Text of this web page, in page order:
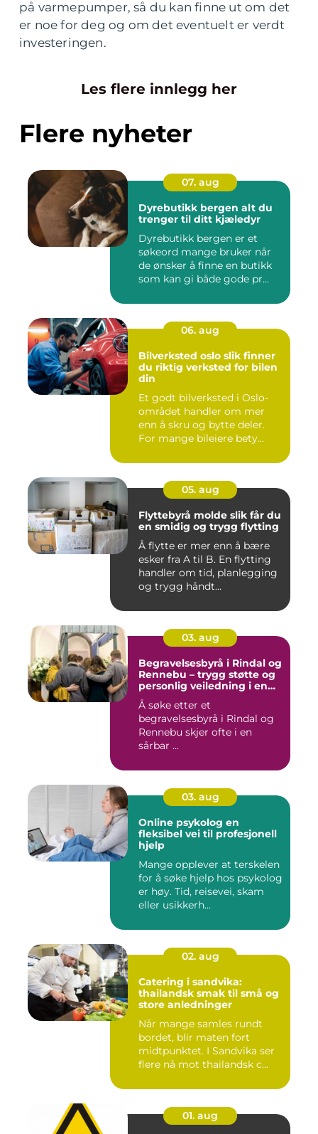
på varmepumper, så du kan finne ut om det
er noe for deg og om det eventuelt er verdt
investeringen.
Les flere innlegg her
Flere nyheter
07. aug
Dyrebutikk bergen alt du
trenger til ditt kjæledyr
Dyrebutikk bergen er et
søkeord mange bruker når
de ønsker å finne en butikk
som kan gi både gode pr...
06. aug
Bilverksted oslo slik finner
du riktig verksted for bilen
din
Et godt bilverksted i Oslo-
området handler om mer
enn å skru og bytte deler.
For mange bileiere bety...
05. aug
Flyttebyrå molde slik får du
en smidig og trygg flytting
Å flytte er mer enn å bære
esker fra A til B. En flytting
handler om tid, planlegging
og trygg håndt...
03. aug
Begravelsesbyrå i Rindal og
Rennebu – trygg støtte og
personlig veiledning i en
vanskelig tid
Å søke etter et
begravelsesbyrå i Rindal og
Rennebu skjer ofte i en
sårbar ...
03. aug
Online psykolog en
fleksibel vei til profesjonell
hjelp
Mange opplever at terskelen
for å søke hjelp hos psykolog
er høy. Tid, reisevei, skam
eller usikkerh...
02. aug
Catering i sandvika:
thailandsk smak til små og
store anledninger
Når mange samles rundt
bordet, blir maten fort
midtpunktet. I Sandvika ser
flere nå mot thailandsk c...
01. aug